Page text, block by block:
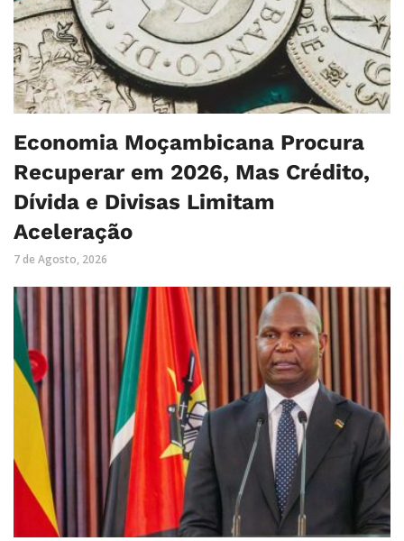
Economia Moçambicana Procura
Recuperar em 2026, Mas Crédito,
Dívida e Divisas Limitam
Aceleração
7 de Agosto, 2026